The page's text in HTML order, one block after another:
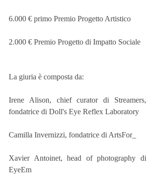
6.000 € primo Premio Progetto Artistico
2.000 € Premio Progetto di Impatto Sociale
La giuria è composta da:
Irene Alison, chief curator di Streamers,
fondatrice di Doll's Eye Reflex Laboratory
Camilla Invernizzi, fondatrice di ArtsFor_
Xavier Antoinet, head of photography di
EyeEm